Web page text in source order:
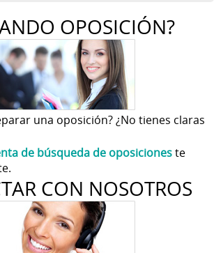
OPOSICIÓN?
una oposición? ¿No tienes claras
de búsqueda de oposicioneste
CON NOSOTROS